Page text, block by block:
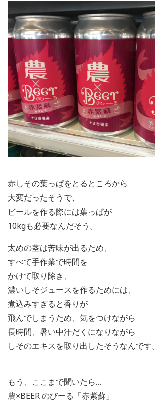
赤しその葉っぱをとるところから
大変だったそうで、
ビールを作る際には葉っぱが
10kgも必要なんだそう。
太めの茎は苦味が出るため、
すべて手作業で時間を
かけて取り除き、
濃いしそジュースを作るためには、
煮込みすぎると香りが
飛んでしまうため、気をつけながら
長時間、暑い中汗だくになりながら
しそのエキスを取り出したそうなんです。
もう、ここまで聞いたら…
農×BEERのびーる「赤紫蘇」